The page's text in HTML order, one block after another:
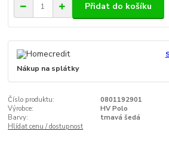
Přidat do košíku
Nákup na splátky
Číslo produktu:
0801192901
Výrobce:
HV Polo
Barvy:
tmavá šedá
Hlídat cenu / dostupnost